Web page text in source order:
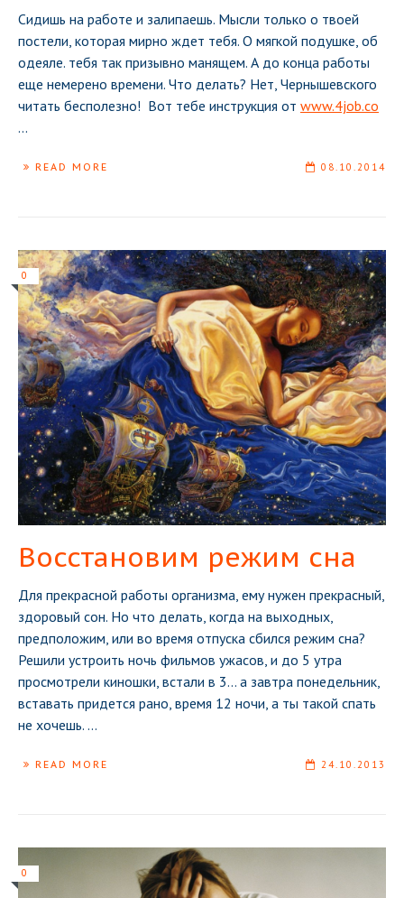
Сидишь на работе и залипаешь. Мысли только о твоей
постели, которая мирно ждет тебя. О мягкой подушке, об
одеяле. тебя так призывно манящем. А до конца работы
еще немерено времени. Что делать? Нет, Чернышевского
читать бесполезно! Вот тебе инструкция от www.4job.co
...
READ MORE 08.10.2014
0
Восстановим режим сна
Для прекрасной работы организма, ему нужен прекрасный,
здоровый сон. Но что делать, когда на выходных,
предположим, или во время отпуска сбился режим сна?
Решили устроить ночь фильмов ужасов, и до 5 утра
просмотрели киношки, встали в 3... а завтра понедельник,
вставать придется рано, время 12 ночи, а ты такой спать
не хочешь. ...
READ MORE 24.10.2013
0